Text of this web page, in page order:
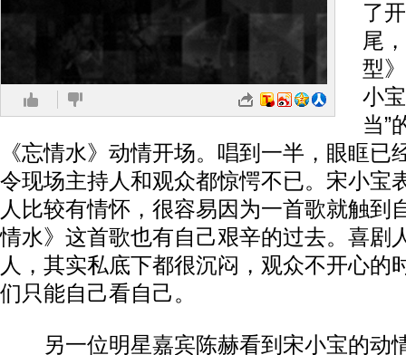
了
尾
型
小
当”
《忘情水》动情开场。唱到一半，眼眶已
令现场主持人和观众都惊愕不已。宋小宝
人比较有情怀，很容易因为一首歌就触到
情水》这首歌也有自己艰辛的过去。喜剧
人，其实私底下都很沉闷，观众不开心的
们只能自己看自己。
另一位明星嘉宾陈赫看到宋小宝的动情